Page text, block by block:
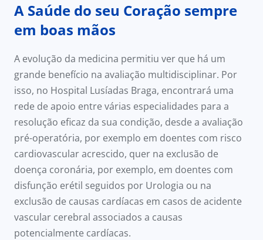
A Saúde do seu Coração sempre
em boas mãos
A evolução da medicina permitiu ver que há um
grande benefício na avaliação multidisciplinar. Por
isso, no Hospital Lusíadas Braga, encontrará uma
rede de apoio entre várias especialidades para a
resolução eficaz da sua condição, desde a avaliação
pré-operatória, por exemplo em doentes com risco
cardiovascular acrescido, quer na exclusão de
doença coronária, por exemplo, em doentes com
disfunção erétil seguidos por Urologia ou na
exclusão de causas cardíacas em casos de acidente
vascular cerebral associados a causas
potencialmente cardíacas.